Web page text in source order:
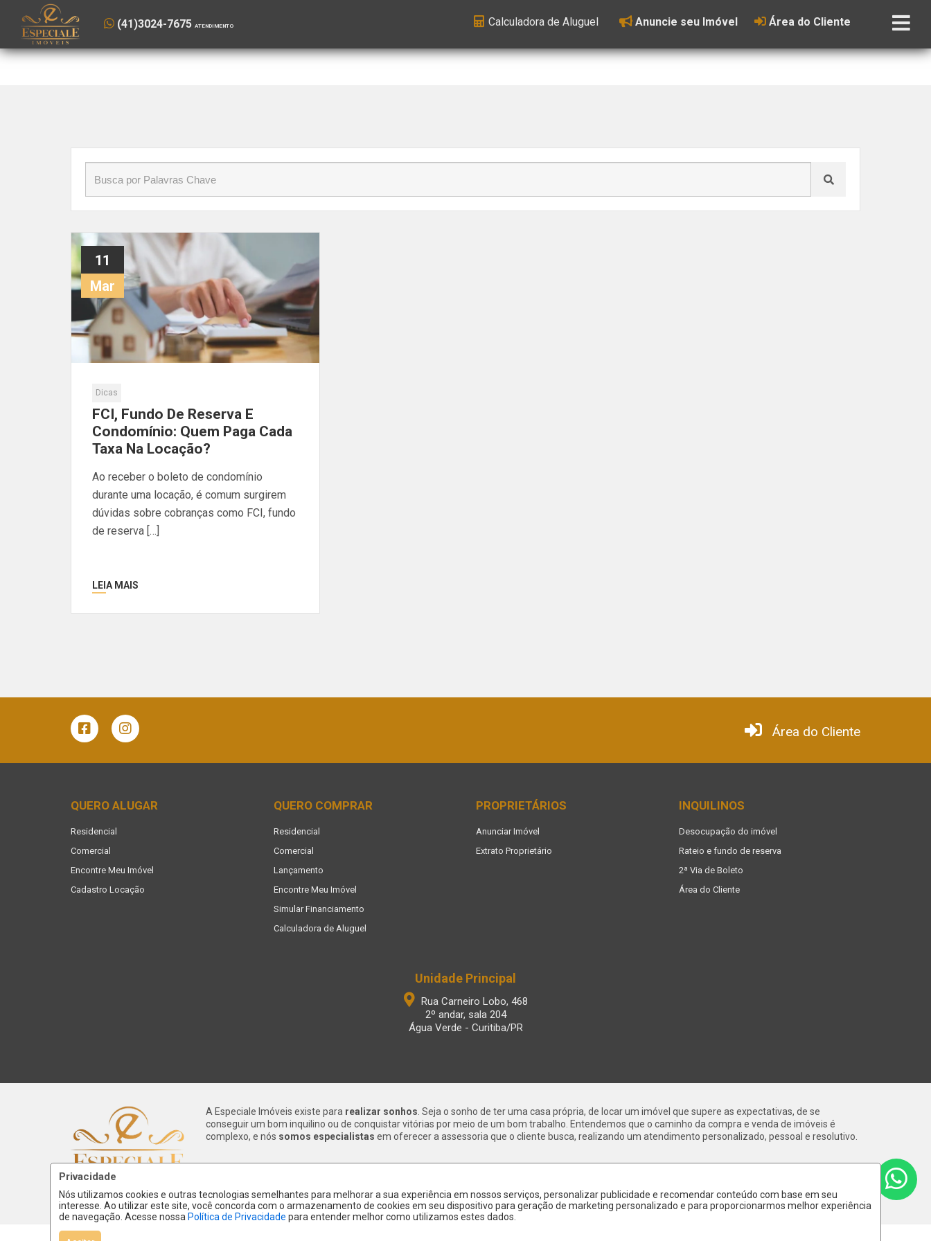
(41) 3024-7675
Calculadora de Aluguel Anuncie seu Imóvel Área do Cliente
Início Blog»Fundo de Conservação do Imóvel
Privacidade
Nós utilizamos cookies e outras tecnologias semelhantes para melhorar a sua experiência em nossos serviços, personalizar publicidade e recomendar conteúdo com base em seu
interesse. Ao utilizar este site, você concorda com o armazenamento de cookies em seu dispositivo para geração de marketing personalizado e para proporcionarmos melhor experiência
de navegação. Acesse nossa Política de Privacidade para entender melhor como utilizamos estes dados.
11
Mar
Dicas
FCI, Fundo De Reserva E
Condomínio: Quem Paga Cada
Taxa Na Locação?
Ao receber o boleto de condomínio
durante uma locação, é comum surgirem
dúvidas sobre cobranças como FCI, fundo
de reserva […]
LEIA MAIS
Área do Cliente
QUERO ALUGAR
Residencial
Comercial
Encontre Meu Imóvel
Cadastro Locação
QUERO COMPRAR
Residencial
Comercial
Lançamento
Encontre Meu Imóvel
Simular Financiamento
Calculadora de Aluguel
PROPRIETÁRIOS
Anunciar Imóvel
Extrato Proprietário
INQUILINOS
Desocupação do imóvel
Rateio e fundo de reserva
2ª Via de Boleto
Área do Cliente
Unidade Principal
Rua Carneiro Lobo, 468
2º andar, sala 204
Água Verde - Curitiba/PR
A Especiale Imóveis existe para realizar sonhos . Seja o sonho de ter uma casa própria, de locar um imóvel que supere as expectativas, de se
conseguir um bom inquilino ou de conquistar vitórias por meio de um bom trabalho. Entendemos que o caminho da compra e venda de imóveis é
complexo, e nós somos especialistas em oferecer a assessoria que o cliente busca, realizando um atendimento personalizado, pessoal e resolutivo.